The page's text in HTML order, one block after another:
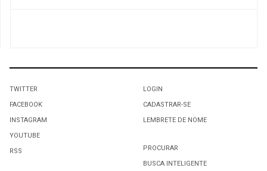
TWITTER
FACEBOOK
INSTAGRAM
YOUTUBE
RSS
LOGIN
CADASTRAR-SE
LEMBRETE DE NOME
PROCURAR
BUSCA INTELIGENTE